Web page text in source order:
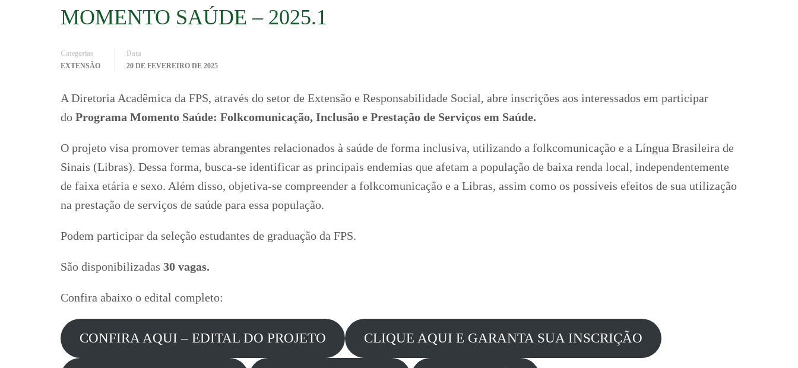
MOMENTO SAÚDE – 2025.1
Categorias
EXTENSÃO
Data
20 DE FEVEREIRO DE 2025
A Diretoria Acadêmica da FPS, através do setor de Extensão e Responsabilidade Social, abre inscrições aos interessados em participar
do Programa Momento Saúde: Folkcomunicação, Inclusão e Prestação de Serviços em Saúde.
O projeto visa promover temas abrangentes relacionados à saúde de forma inclusiva, utilizando a folkcomunicação e a Língua Brasileira de
Sinais (Libras). Dessa forma, busca-se identificar as principais endemias que afetam a população de baixa renda local, independentemente
de faixa etária e sexo. Além disso, objetiva-se compreender a folkcomunicação e a Libras, assim como os possíveis efeitos de sua utilização
na prestação de serviços de saúde para essa população.
Podem participar da seleção estudantes de graduação da FPS.
São disponibilizadas 30 vagas.
Confira abaixo o edital completo:
CONFIRA AQUI – EDITAL DO PROJETO CLIQUE AQUI E GARANTA SUA INSCRIÇÃO